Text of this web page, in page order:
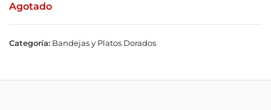
Agotado
Categoría: Bandejas y Platos Dorados